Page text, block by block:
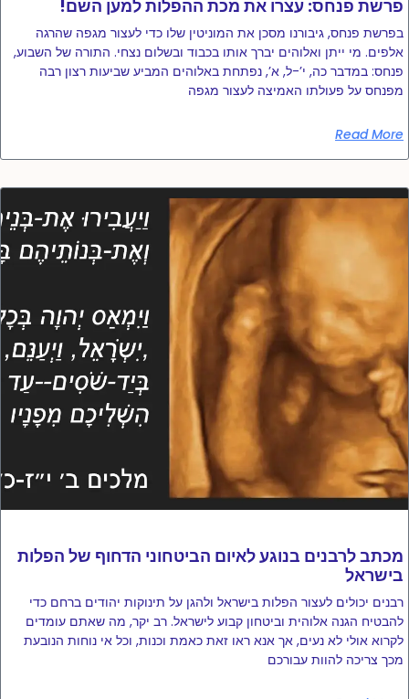
!פרשת פנחס: עצרו את מכת ההפלות למען השם
בפרשת פנחס, גיבורנו מסכן את המוניטין שלו כדי לעצור מגפה שהרגה
אלפים. מי ייתן ואלוהים יברך אותו בכבוד ובשלום נצחי. התורה של השבוע,
פנחס: במדבר כה, י’-ל, א’, נפתחת באלוהים המביע שביעות רצון רבה
מפנחס על פעולתו האמיצה לעצור מגפה
Read More
מכתב לרבנים בנוגע לאיום הביטחוני הדחוף של הפלות
בישראל
רבנים יכולים לעצור הפלות בישראל ולהגן על תינוקות יהודים ברחם כדי
להבטיח הגנה אלוהית וביטחון קבוע לישראל. רב יקר, מה שאתם עומדים
לקרוא אולי לא נעים, אך אנא ראו זאת כאמת וכנות, וכל אי נוחות הנובעת
מכך צריכה להוות עבורכם